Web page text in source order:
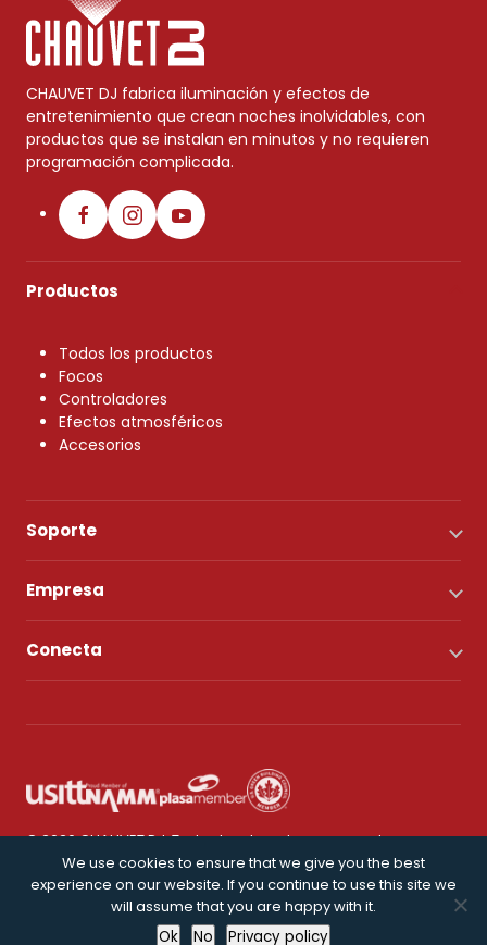
CHAUVET DJ fabrica iluminación y efectos de
entretenimiento que crean noches inolvidables, con
productos que se instalan en minutos y no requieren
programación complicada.
Productos
Todos los productos
Focos
Controladores
Efectos atmosféricos
Accesorios
Soporte
Empresa
Conecta
© 2026 CHAUVET DJ. Todos los derechos reservados.
Política de privacidad
We use cookies to ensure that we give you the best
experience on our website. If you continue to use this site we
will assume that you are happy with it.
Ok
No Privacy policy